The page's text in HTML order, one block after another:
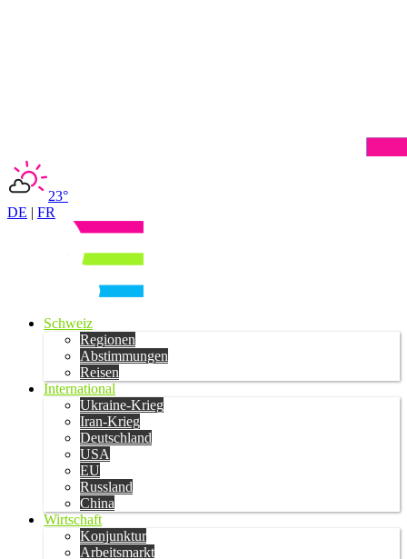
23°
DE | FR
Schweiz
Regionen
Abstimmungen
Reisen
International
Ukraine-Krieg
Iran-Krieg
Deutschland
USA
EU
Russland
China
Wirtschaft
Konjunktur
Arbeitsmarkt